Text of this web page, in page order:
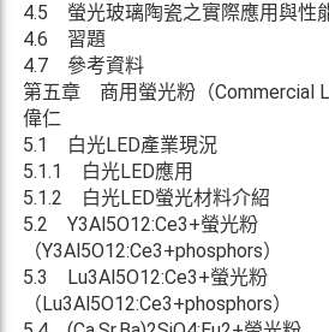
4.5 螢光玻璃陶瓷之實際應用與性
4.6 習題
4.7 參考資料
第五章 商用螢光粉（Commercial
偉仁
5.1 白光LED產業現況
5.1.1 白光LED應用
5.1.2 白光LED螢光材料介紹
5.2 Y3Al5O12:Ce3+螢光粉
（Y3Al5O12:Ce3+phosphors）
5.3 Lu3Al5O12:Ce3+螢光粉
（Lu3Al5O12:Ce3+phosphors）